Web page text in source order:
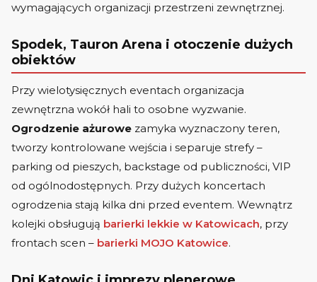
wymagających organizacji przestrzeni zewnętrznej.
Spodek, Tauron Arena i otoczenie dużych
obiektów
Przy wielotysięcznych eventach organizacja
zewnętrzna wokół hali to osobne wyzwanie.
Ogrodzenie ażurowe zamyka wyznaczony teren,
tworzy kontrolowane wejścia i separuje strefy –
parking od pieszych, backstage od publiczności, VIP
od ogólnodostępnych. Przy dużych koncertach
ogrodzenia stają kilka dni przed eventem. Wewnątrz
kolejki obsługują barierki lekkie w Katowicach, przy
frontach scen – barierki MOJO Katowice.